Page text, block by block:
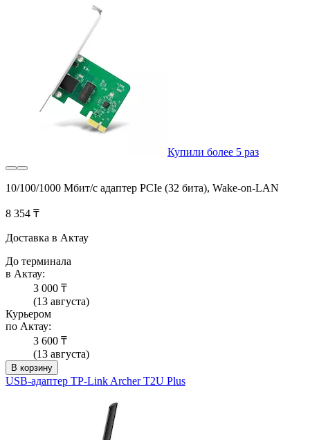
Купили более 5 раз
10/100/1000 Мбит/с адаптер PCIe (32 бита), Wake-on-LAN
8 354 ₸
Доставка в Актау
До терминала
в Актау:
3 000 ₸
(13 августа)
Курьером
по Актау:
3 600 ₸
(13 августа)
В корзину
USB-адаптер TP-Link Archer T2U Plus